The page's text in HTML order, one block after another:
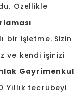
Özellikle
bir işletme. Sizin
ve kendi işinizi
Gayrimenkul
Yıllık tecrübeyi